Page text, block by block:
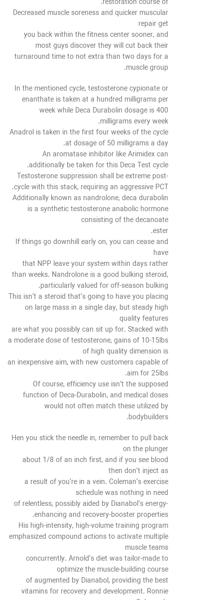
restoration course of.
Decreased muscle soreness and quicker muscular
repair get
you back within the fitness center sooner, and
most guys discover they will cut back their
turnaround time to not extra than two days for a
muscle group.
In the mentioned cycle, testosterone cypionate or
enanthate is taken at a hundred milligrams per
week while Deca Durabolin dosage is 400
milligrams every week.
Anadrol is taken in the first four weeks of the cycle
at dosage of 50 milligrams a day.
An aromatase inhibitor like Arimidex can
additionally be taken for this Deca Test cycle.
Testosterone suppression shall be extreme post-
cycle with this stack, requiring an aggressive PCT.
Additionally known as nandrolone, deca durabolin
is a synthetic testosterone anabolic hormone
consisting of the decanoate
ester.
If things go downhill early on, you can cease and
have
that NPP leave your system within days rather
than weeks. Nandrolone is a good bulking steroid,
particularly valued for off-season bulking.
This isn’t a steroid that’s going to have you placing
on large mass in a single day, but steady high
quality features
are what you possibly can sit up for. Stacked with
a moderate dose of testosterone, gains of 10-15lbs
of high quality dimension is
an inexpensive aim, with new customers capable of
aim for 25lbs.
Of course, efficiency use isn’t the supposed
function of Deca-Durabolin, and medical doses
would not often match these utilized by
bodybuilders.
Hen you stick the needle in, remember to pull back
on the plunger
about 1/8 of an inch first, and if you see blood
then don’t inject as
a result of you’re in a vein. Coleman’s exercise
schedule was nothing in need
of relentless, possibly aided by Dianabol’s energy-
enhancing and recovery-booster properties.
His high-intensity, high-volume training program
emphasized compound actions to activate multiple
muscle teams
concurrently. Arnold’s diet was tailor-made to
optimize the muscle-building course
of augmented by Dianabol, providing the best
vitamins for recovery and development. Ronnie